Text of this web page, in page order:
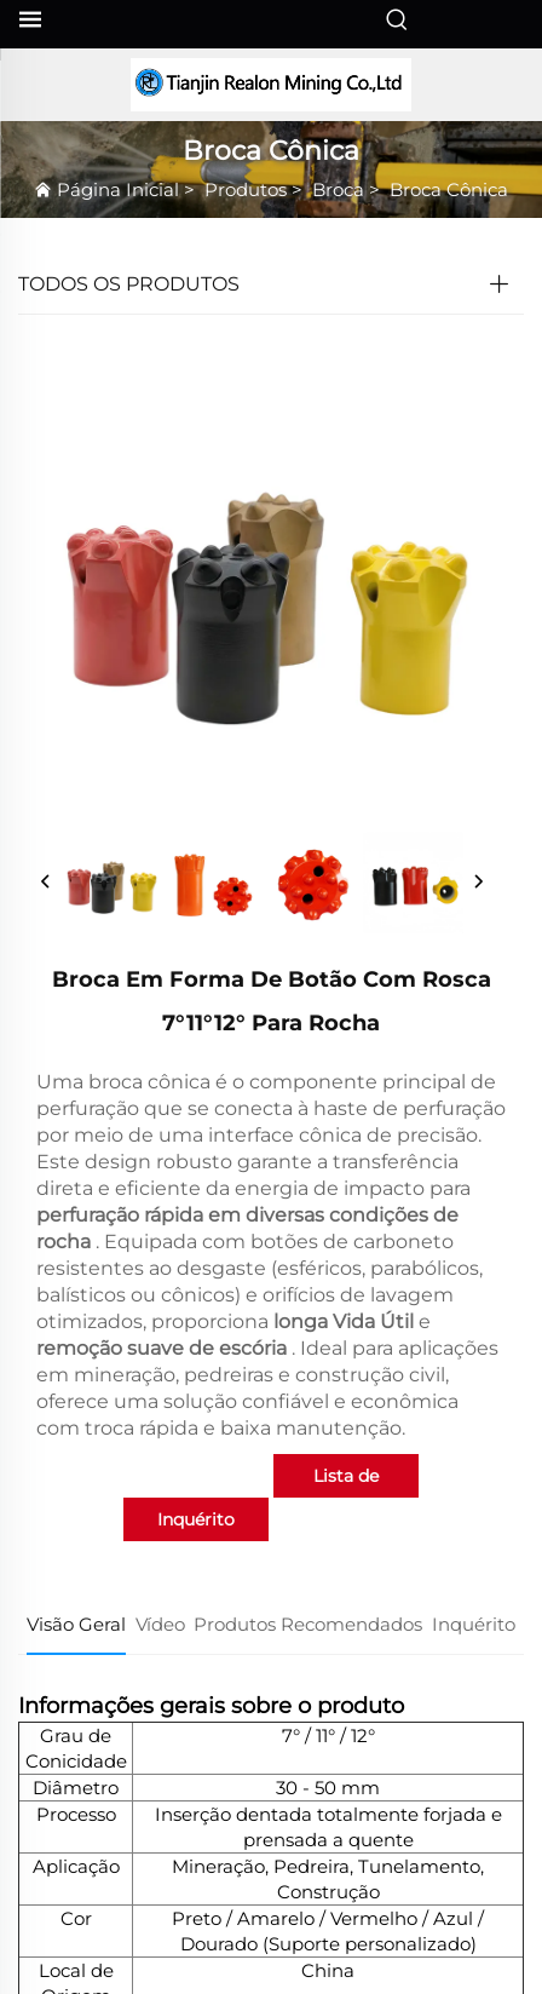
Broca Cônica
Página Inicial>Produtos>Broca>Broca Cônica
TODOS OS PRODUTOS
Broca Em Forma De Botão Com Rosca
7°11°12° Para Rocha
Uma broca cônica é o componente principal de
perfuração que se conecta à haste de perfuração
por meio de uma interface cônica de precisão.
Este design robusto garante a transferência
direta e eficiente da energia de impacto para
perfuração rápida em diversas condições de
rocha . Equipada com botões de carboneto
resistentes ao desgaste (esféricos, parabólicos,
balísticos ou cônicos) e orifícios de lavagem
otimizados, proporciona longa Vida Útil e
remoção suave de escória . Ideal para aplicações
em mineração, pedreiras e construção civil,
oferece uma solução confiável e econômica
com troca rápida e baixa manutenção.
Inquérito
Lista de
Visão Geral Vídeo Produtos Recomendados Inquérito
Informações gerais sobre o produto
Grau de
Conicidade
7° / 11° / 12°
Diâmetro
30 - 50 mm
Processo
Inserção dentada totalmente forjada e
prensada a quente
Aplicação
Mineração, Pedreira, Tunelamento,
Construção
Cor
Preto / Amarelo / Vermelho / Azul /
Dourado (Suporte personalizado)
Local de
China